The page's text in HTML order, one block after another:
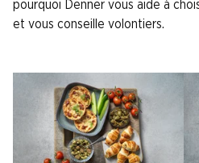
pourquoi Denner vous aide à
et vous conseille volontiers.